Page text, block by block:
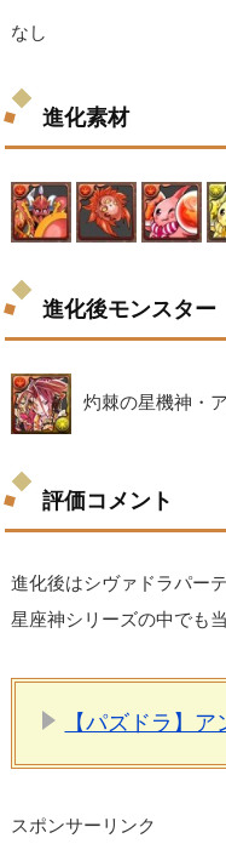
なし
進化素材
進化後モンスター
灼棘の星機神・
評価コメント
進化後はシヴァドラパー
星座神シリーズの中でも
【パズドラ】
スポンサーリンク